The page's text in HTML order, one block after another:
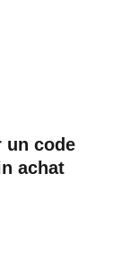
un code
achat